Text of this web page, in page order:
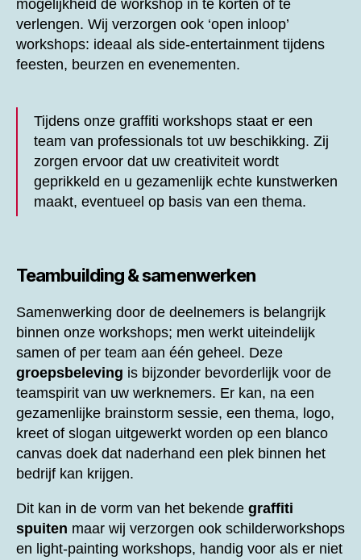
mogelijkheid de workshop in te korten of te
verlengen. Wij verzorgen ook ‘open inloop’
workshops: ideaal als side-entertainment tijdens
feesten, beurzen en evenementen.
Tijdens onze graffiti workshops staat er een
team van professionals tot uw beschikking. Zij
zorgen ervoor dat uw creativiteit wordt
geprikkeld en u gezamenlijk echte kunstwerken
maakt, eventueel op basis van een thema.
Teambuilding & samenwerken
Samenwerking door de deelnemers is belangrijk
binnen onze workshops; men werkt uiteindelijk
samen of per team aan één geheel. Deze
groepsbeleving is bijzonder bevorderlijk voor de
teamspirit van uw werknemers. Er kan, na een
gezamenlijke brainstorm sessie, een thema, logo,
kreet of slogan uitgewerkt worden op een blanco
canvas doek dat naderhand een plek binnen het
bedrijf kan krijgen.
Dit kan in de vorm van het bekende graffiti
spuiten maar wij verzorgen ook schilderworkshops
en light-painting workshops, handig voor als er niet